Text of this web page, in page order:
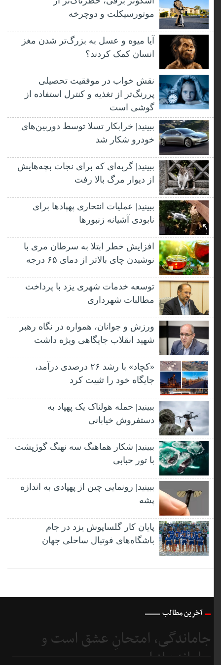
موتورسیکلت و دوچرخه
آیا میوه و عسل به بزرگ‌تر شدن مغز
انسان کمک کردند؟
نقش خواب در موفقیت تحصیلی
پررنگ‌تر از تغذیه و کنترل استفاده از
گوشی است
ببینید| خرابکار تسلا توسط دوربین‌های
خودرو شکار شد
ببینید| گربه‌ای که برای نجات بچه‌هایش
از دیوار مرگ بالا رفت
ببینید| عملیات انتحاری پهپادها برای
نابودی آشیانه زنبورها
افزایش خطر ابتلا به سرطان مری با
نوشیدن چای بالاتر از دمای ۶۵ درجه
توسعه خدمات شهری یزد با پرداخت
مطالبات شهرداری
ورزش و جوانان، همواره در نگاه رهبر
شهید انقلاب جایگاهی ویژه داشت
«کچاد» با رشد ۲۶ درصدی درآمد،
جایگاه خود را تثبیت کرد
ببینید| حمله هولناک یک پهپاد به
دستفروش خیابانی
ببینید| شکار هماهنگ سه نهنگ گوژپشت
با تور حبابی
ببینید| رونمایی چین از پهپادی به اندازه
پشه
پایان کار گلساپوش یزد در جام
باشگاه‌های فوتبال ساحلی جهان
آخرین مطالب
جاماندگی، امتحانِ عشق است و
جامانده از اربعین...